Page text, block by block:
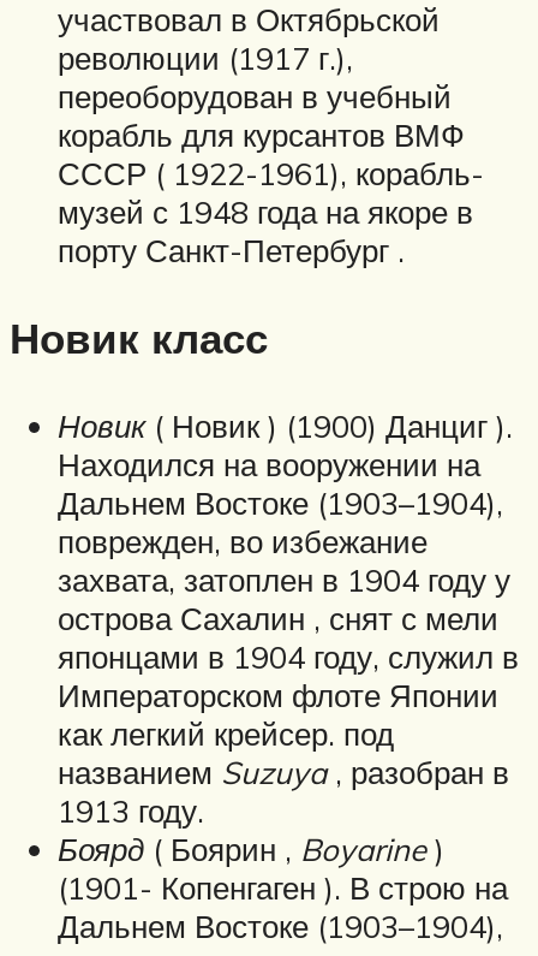
участвовал в Октябрьской
революции (1917 г.),
переоборудован в учебный
корабль для курсантов ВМФ
СССР ( 1922-1961), корабль-
музей с 1948 года на якоре в
порту Санкт-Петербург .
Новик класс
Новик( Новик ) (1900) Данциг ).
Находился на вооружении на
Дальнем Востоке (1903–1904),
поврежден, во избежание
захвата, затоплен в 1904 году у
острова Сахалин , снят с мели
японцами в 1904 году, служил в
Императорском флоте Японии
как легкий крейсер. под
названием Suzuya, разобран в
1913 году.
Боярд ( Боярин , Boyarine)
(1901- Копенгаген ). В строю на
Дальнем Востоке (1903–1904),